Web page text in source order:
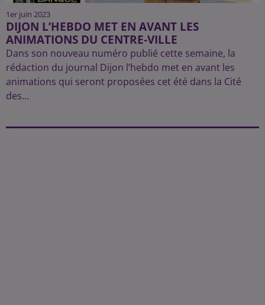
1er juin 2023
DIJON L’HEBDO MET EN AVANT LES
ANIMATIONS DU CENTRE-VILLE
Dans son nouveau numéro publié cette semaine, la
rédaction du journal Dijon l’hebdo met en avant les
animations qui seront proposées cet été dans la Cité
des...